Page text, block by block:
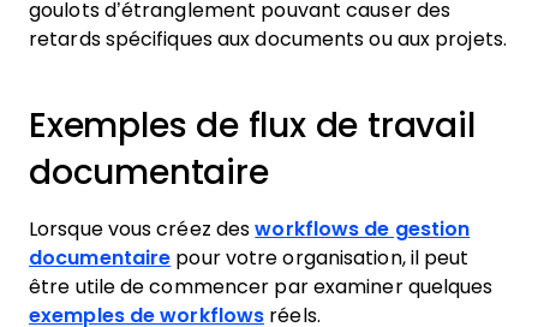
goulots d’étranglement pouvant causer des
retards spécifiques aux documents ou aux projets.
Exemples de flux de travail
documentaire
Lorsque vous créez desworkflows de gestion
documentaire pour votre organisation, il peut
être utile de commencer par examiner quelques
exemples de workflows réels.